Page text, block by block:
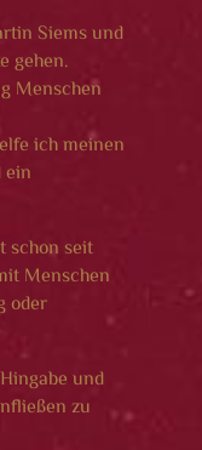
Siems und
gehen.
Menschen
ich meinen
ein
schon seit
Menschen
oder
und
zu